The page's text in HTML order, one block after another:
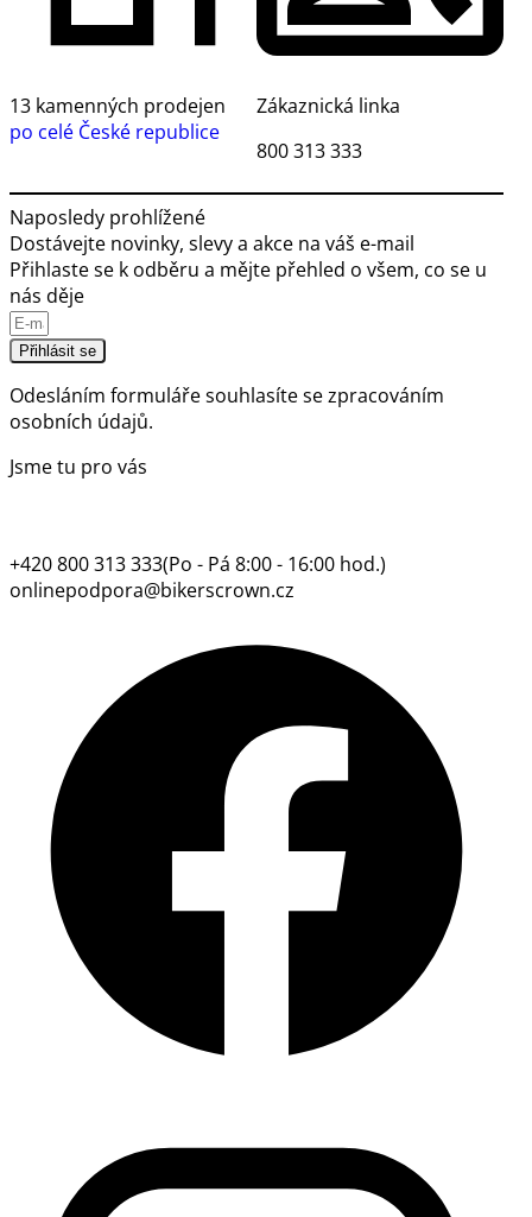
13 kamenných prodejen
po celé České republice
Zákaznická linka
800 313 333
Naposledy prohlížené
Dostávejte novinky, slevy a akce na váš e-mail
Přihlaste se k odběru a mějte přehled o všem, co se u
nás děje
Přihlásit se
Odesláním formuláře souhlasíte sezpracováním
osobních údajů.
Jsme tu pro vás
+420 800 313 333(Po - Pá 8:00 - 16:00 hod.)
onlinepodpora@bikerscrown.cz